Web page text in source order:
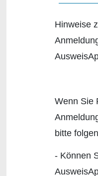
Hinweise
Wenn Sie
bitte
- Können